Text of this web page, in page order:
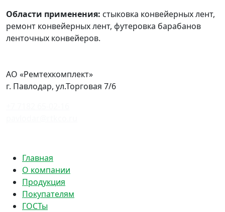
Области применения: стыковка конвейерных лент,
ремонт конвейерных лент, футеровка барабанов
ленточных конвейеров.
АО «Ремтехкомплект»
г. Павлодар, ул.Торговая 7/6
Главная
О компании
Продукция
Покупателям
ГОСТы